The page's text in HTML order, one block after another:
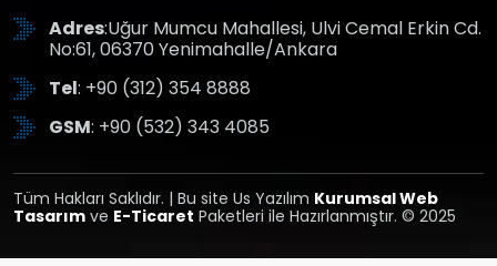
Adres:Uğur Mumcu Mahallesi, Ulvi Cemal Erkin Cd.
No:61, 06370 Yenimahalle/Ankara
Tel: +90 (312) 354 8888
GSM: +90 (532) 343 4085
Tüm Hakları Saklıdır. | Bu site Us Yazılım Kurumsal Web
Tasarım ve E-Ticaret Paketleri ile Hazırlanmıştır. © 2025